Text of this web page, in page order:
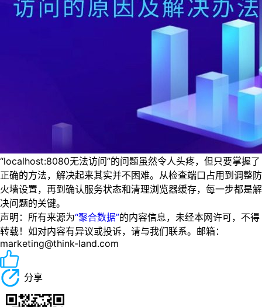
“localhost:8080无法访问”的问题虽然令人头疼，但只要掌握了
正确的方法，解决起来其实并不困难。从检查端口占用到调整防
火墙设置，再到确认服务状态和清理浏览器缓存，每一步都是解
决问题的关键。
声明：所有来源为“聚合数据”的内容信息，未经本网许可，不得
转载！如对内容有异议或投诉，请与我们联系。邮箱：
marketing@think-land.com
分享